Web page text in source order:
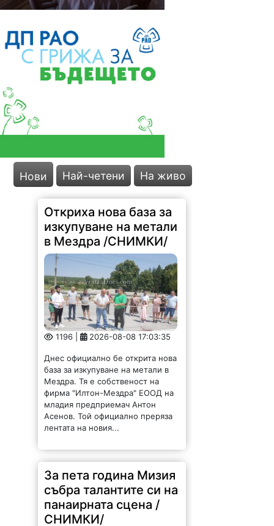
Нови Най-четени На живо
Откриха нова база за
изкупуване на метали
в Мездра /СНИМКИ/
1196 | 2026-08-08 17:03:35
Днес официално бе открита нова
база за изкупуване на метали в
Мездра. Тя е собственост на
фирма "Илтон-Мездра" ЕООД на
младия предприемач Антон
Асенов. Той официално преряза
лентата на новия...
За пета година Мизия
събра талантите си на
панаирната сцена /
СНИМКИ/